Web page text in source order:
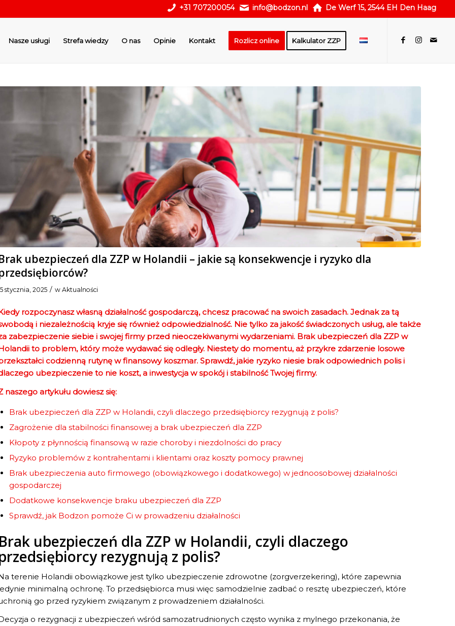
+31 707200054 info@bodzon.nl De Werf 15, 2544 EH Den Haag
Nasze usługi Strefa wiedzy O nas Opinie Kontakt Rozlicz online Kalkulator ZZP
ubezpieczeń dla ZZP w Holandii – jakie są konsekwencje i ryzyko dla
stycznia, 2025 / w Aktualności
rozpoczynasz własną działalność gospodarczą, chcesz pracować na swoich zasadach. Jednak za tą
i niezależnością kryje się również odpowiedzialność. Nie tylko za jakość świadczonych usług, ale także
zabezpieczenie siebie i swojej firmy przed nieoczekiwanymi wydarzeniami. Brak ubezpieczeń dla ZZP w
to problem, który może wydawać się odległy. Niestety do momentu, aż przykre zdarzenie losowe
codzienną rutynę w finansowy koszmar. Sprawdź, jakie ryzyko niesie brak odpowiednich polis i
ubezpieczenie to nie koszt, a inwestycja w spokój i stabilność Twojej firmy.
naszego artykułu dowiesz się:
Brak ubezpieczeń dla ZZP w Holandii, czyli dlaczego przedsiębiorcy rezygnują z polis?
Zagrożenie dla stabilności finansowej a brak ubezpieczeń dla ZZP
Kłopoty z płynnością finansową w razie choroby i niezdolności do pracy
Ryzyko problemów z kontrahentami i klientami oraz koszty pomocy prawnej
Brak ubezpieczenia auto firmowego (obowiązkowego i dodatkowego) w jednoosobowej działalności
gospodarczej
Dodatkowe konsekwencje braku ubezpieczeń dla ZZP
Sprawdź, jak Bodzon pomoże Ci w prowadzeniu działalności
Brak ubezpieczeń dla ZZP w Holandii, czyli dlaczego
rezygnują z polis?
terenie Holandii obowiązkowe jest tylko ubezpieczenie zdrowotne (zorgverzekering), które zapewnia
minimalną ochronę. To przedsiębiorca musi więc samodzielnie zadbać o resztę ubezpieczeń, które
go przed ryzykiem związanym z prowadzeniem działalności.
o rezygnacji z ubezpieczeń wśród samozatrudnionych często wynika z mylnego przekonania, że